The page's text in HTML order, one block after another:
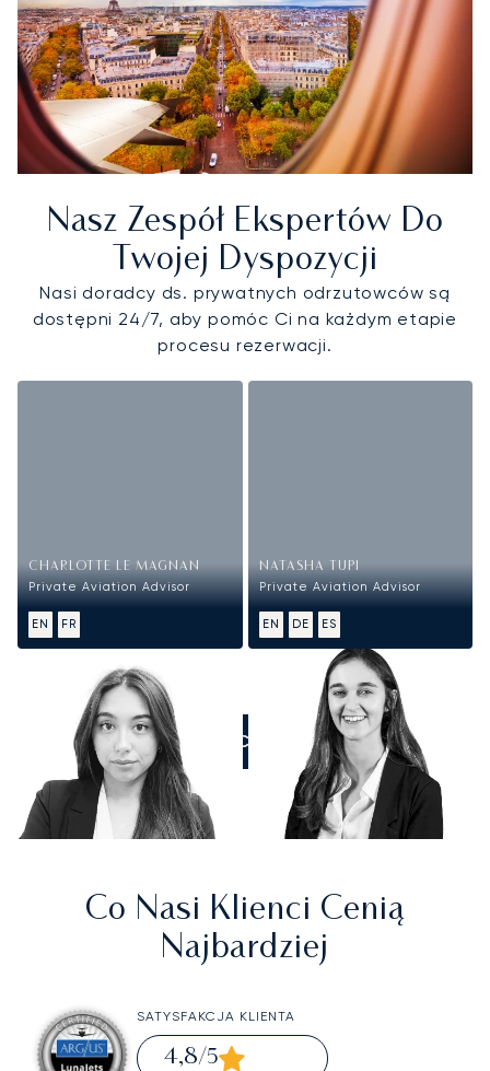
Nasz Zespół Ekspertów Do
Twojej Dyspozycji
Nasi doradcy ds. prywatnych odrzutowców są
dostępni 24/7, aby pomóc Ci na każdym etapie
procesu rezerwacji.
CHARLOTTE LE MAGNAN
Private Aviation Advisor
EN FR
NATASHA TUPI
Private Aviation Advisor
EN DE ES
ZADZWOŃCIE DO NAS
Co Nasi Klienci Cenią
Najbardziej
SATYSFAKCJA KLIENTA
4,8/5